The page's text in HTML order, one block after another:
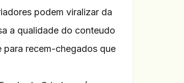
podem viralizar da
a qualidade do conteudo
para recem-chegados que